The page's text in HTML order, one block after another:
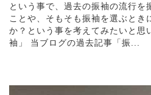
という事で、過去の振袖の流行を
ことや、そもそも振袖を選ぶとき
か？という事を考えてみたいと思
袖」 当ブログの過去記事「振...